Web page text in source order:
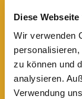
Diese
Wir verwenden
zu können und
analysieren.
Verwendung